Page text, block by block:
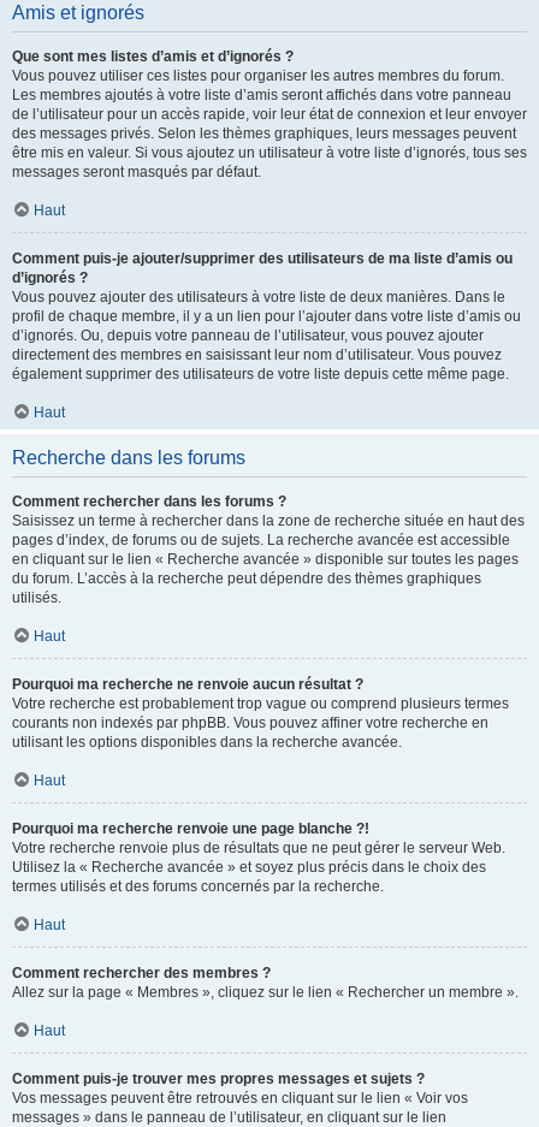
Amis et ignorés
Que sont mes listes d’amis et d’ignorés ?
Vous pouvez utiliser ces listes pour organiser les autres membres du forum.
Les membres ajoutés à votre liste d’amis seront affichés dans votre panneau
de l’utilisateur pour un accès rapide, voir leur état de connexion et leur envoyer
des messages privés. Selon les thèmes graphiques, leurs messages peuvent
être mis en valeur. Si vous ajoutez un utilisateur à votre liste d’ignorés, tous ses
messages seront masqués par défaut.
Haut
Comment puis-je ajouter/supprimer des utilisateurs de ma liste d’amis ou
d’ignorés ?
Vous pouvez ajouter des utilisateurs à votre liste de deux manières. Dans le
profil de chaque membre, il y a un lien pour l’ajouter dans votre liste d’amis ou
d’ignorés. Ou, depuis votre panneau de l’utilisateur, vous pouvez ajouter
directement des membres en saisissant leur nom d’utilisateur. Vous pouvez
également supprimer des utilisateurs de votre liste depuis cette même page.
Haut
Recherche dans les forums
Comment rechercher dans les forums ?
Saisissez un terme à rechercher dans la zone de recherche située en haut des
pages d’index, de forums ou de sujets. La recherche avancée est accessible
en cliquant sur le lien « Recherche avancée » disponible sur toutes les pages
du forum. L’accès à la recherche peut dépendre des thèmes graphiques
utilisés.
Haut
Pourquoi ma recherche ne renvoie aucun résultat ?
Votre recherche est probablement trop vague ou comprend plusieurs termes
courants non indexés par phpBB. Vous pouvez affiner votre recherche en
utilisant les options disponibles dans la recherche avancée.
Haut
Pourquoi ma recherche renvoie une page blanche ?!
Votre recherche renvoie plus de résultats que ne peut gérer le serveur Web.
Utilisez la « Recherche avancée » et soyez plus précis dans le choix des
termes utilisés et des forums concernés par la recherche.
Haut
Comment rechercher des membres ?
Allez sur la page « Membres », cliquez sur le lien « Rechercher un membre ».
Haut
Comment puis-je trouver mes propres messages et sujets ?
Vos messages peuvent être retrouvés en cliquant sur le lien « Voir vos
messages » dans le panneau de l’utilisateur, en cliquant sur le lien